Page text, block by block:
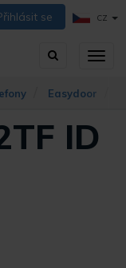
se CZ
Vyhledávání
Easydoor
ID